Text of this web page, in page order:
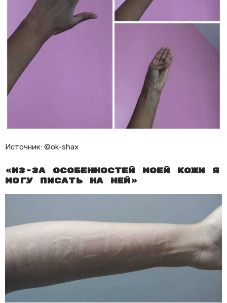
Источник: ©ok-shax
«Из-за особенностей моей кожи я
могу писать на ней»